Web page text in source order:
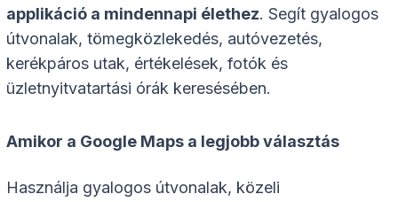
applikáció a mindennapi élethez. Segít gyalogos
útvonalak, tömegközlekedés, autóvezetés,
kerékpáros utak, értékelések, fotók és
üzletnyitvatartási órák keresésében.
Amikor a Google Maps a legjobb választás
Használja gyalogos útvonalak, közeli